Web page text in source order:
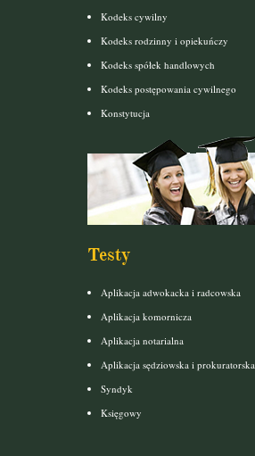
Kodeks cywilny
Kodeks rodzinny i opiekuńczy
Kodeks spółek handlowych
Kodeks postępowania cywilnego
Konstytucja
Testy
Aplikacja adwokacka i radcowska
Aplikacja komornicza
Aplikacja notarialna
Aplikacja sędziowska i prokuratorska
Syndyk
Księgowy